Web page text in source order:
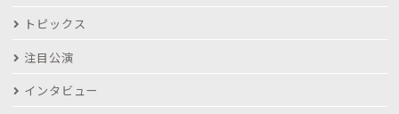
トピックス
注目公演
インタビュー